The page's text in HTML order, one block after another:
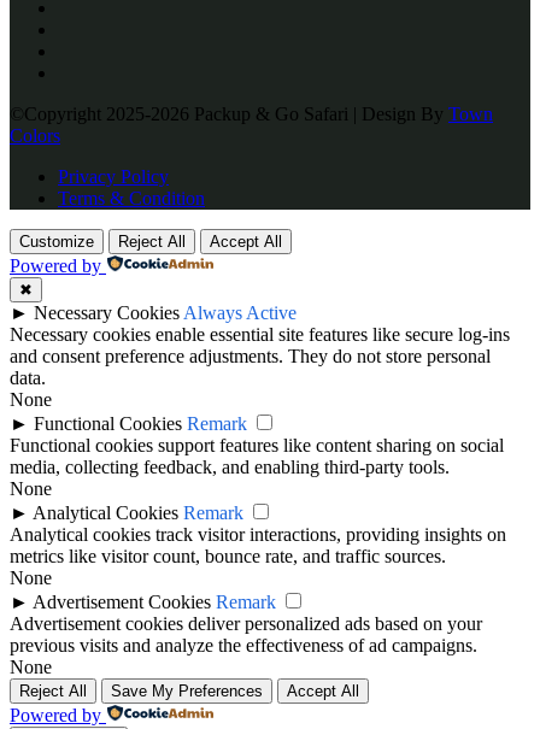
©Copyright 2025-2026 Packup & Go Safari | Design By Town
Colors
Privacy Policy
Terms & Condition
Customize Reject All Accept All
Powered by
✖
► Necessary Cookies Always Active
Necessary cookies enable essential site features like secure log-ins
and consent preference adjustments. They do not store personal
data.
None
► Functional Cookies Remark
Functional cookies support features like content sharing on social
media, collecting feedback, and enabling third-party tools.
None
► Analytical Cookies Remark
Analytical cookies track visitor interactions, providing insights on
metrics like visitor count, bounce rate, and traffic sources.
None
► Advertisement Cookies Remark
Advertisement cookies deliver personalized ads based on your
previous visits and analyze the effectiveness of ad campaigns.
None
Reject All Save My Preferences Accept All
Powered by